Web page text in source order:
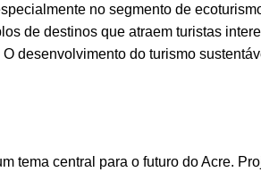
no segmento de
de destinos que atraem turistas
desenvolvimento do turismo
tema central para o futuro do Acre.